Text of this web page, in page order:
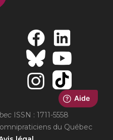
ISSN : 1711-5558
du Québec